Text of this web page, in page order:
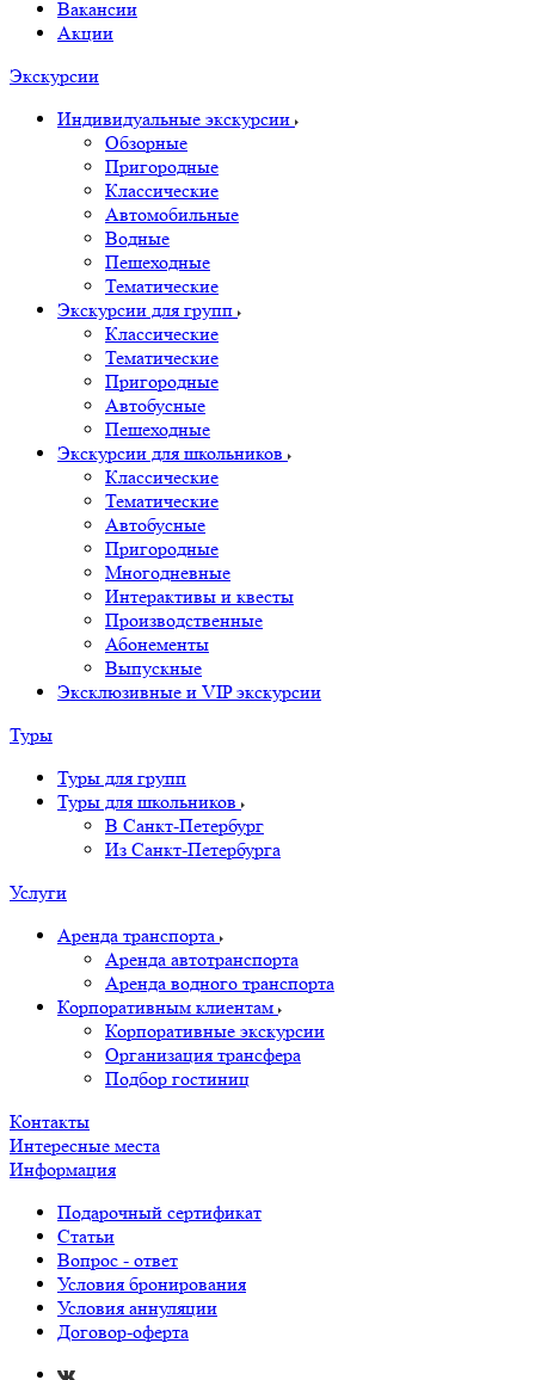
Вакансии
Акции
Экскурсии
Индивидуальные экскурсии
Обзорные
Пригородные
Классические
Автомобильные
Водные
Пешеходные
Тематические
Экскурсии для групп
Классические
Тематические
Пригородные
Автобусные
Пешеходные
Экскурсии для школьников
Классические
Тематические
Автобусные
Пригородные
Многодневные
Интерактивы и квесты
Производственные
Абонементы
Выпускные
Эксклюзивные и VIP экскурсии
Туры
Туры для групп
Туры для школьников
В Санкт-Петербург
Из Санкт-Петербурга
Услуги
Аренда транспорта
Аренда автотранспорта
Аренда водного транспорта
Корпоративным клиентам
Корпоративные экскурсии
Организация трансфера
Подбор гостиниц
Контакты
Интересные места
Информация
Подарочный сертификат
Статьи
Вопрос - ответ
Условия бронирования
Условия аннуляции
Договор-оферта